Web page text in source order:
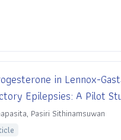
in Lennox-
Epilepsies: A Pilot
Pasiri Sithinamsuwan